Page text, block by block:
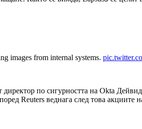
images from internal systems.
по сигурността на Okta
Reuters веднага след това